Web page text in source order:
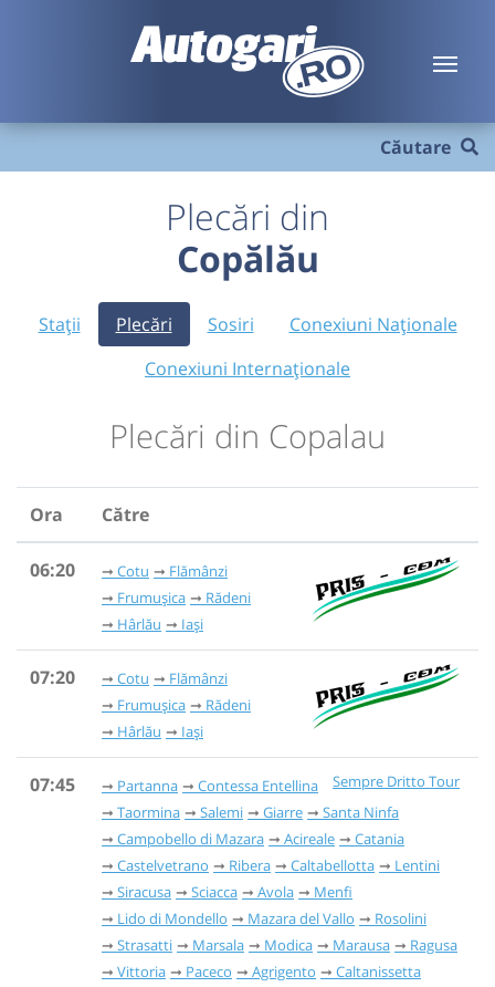
Căutare
Plecări din
Copălău
Stații Plecări Sosiri
Conexiuni Naționale
Conexiuni Internaționale
Plecări din Copalau
Ora Către
06:20 Cotu
Flămânzi
Frumușica
Rădeni
Hârlău
Iași
07:20 Cotu
Flămânzi
Frumușica
Rădeni
Hârlău
Iași
07:45 Sempre Dritto Tour
Partanna
Contessa Entellina
Taormina
Salemi Giarre
Santa Ninfa
Campobello di Mazara
Acireale
Catania
Castelvetrano
Ribera Caltabellotta
Lentini
Siracusa
Sciacca Avola
Menfi
Lido di Mondello
Mazara del Vallo
Rosolini
Strasatti
Marsala Modica Marausa
Ragusa
Vittoria
Paceco Agrigento
Caltanissetta